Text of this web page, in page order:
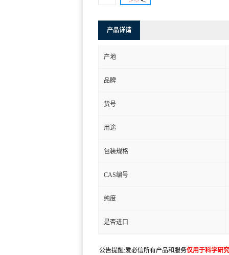
产品详请
产地
品牌
货号
用途
包装规格
CAS编号
纯度
是否进口
公告提醒:爱必信所有产品和服务仅用于科学研究